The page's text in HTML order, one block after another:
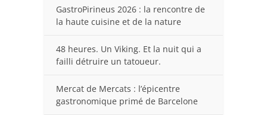
GastroPirineus 2026 : la rencontre de
la haute cuisine et de la nature
48 heures. Un Viking. Et la nuit qui a
failli détruire un tatoueur.
Mercat de Mercats : l’épicentre
gastronomique primé de Barcelone